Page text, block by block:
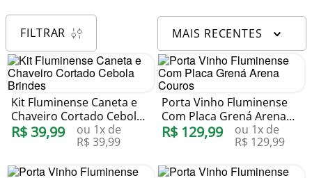
FILTRAR MAIS RECENTES
Kit Fluminense Caneta e
Chaveiro Cortado Cebola
Brindes
R$ 39,99 ou 1x de
R$ 39,99
Porta Vinho Fluminense
Com Placa Grená Arena
Couros
R$ 129,99 ou 1x de
R$ 129,99